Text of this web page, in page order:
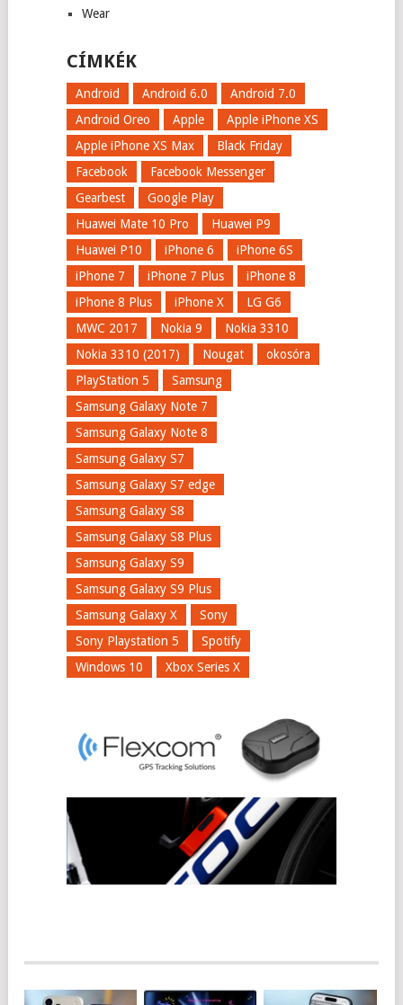
Wear
CÍMKÉK
Android Android 6.0
Android 7.0
Android Oreo
Apple
Apple iPhone XS
Apple iPhone XS Max
Black Friday
Facebook
Facebook Messenger
Gearbest
Google Play
Huawei Mate 10 Pro
Huawei P9
Huawei P10
iPhone 6
iPhone 6S
iPhone 7
iPhone 7 Plus
iPhone 8
iPhone 8 Plus
iPhone X
LG G6
MWC 2017
Nokia 9
Nokia 3310
Nokia 3310 (2017)
Nougat
okosóra
PlayStation 5
Samsung
Samsung Galaxy Note 7
Samsung Galaxy Note 8
Samsung Galaxy S7
Samsung Galaxy S7 edge
Samsung Galaxy S8
Samsung Galaxy S8 Plus
Samsung Galaxy S9
Samsung Galaxy S9 Plus
Samsung Galaxy X
Sony
Sony Playstation 5
Spotify
Windows 10
Xbox Series X